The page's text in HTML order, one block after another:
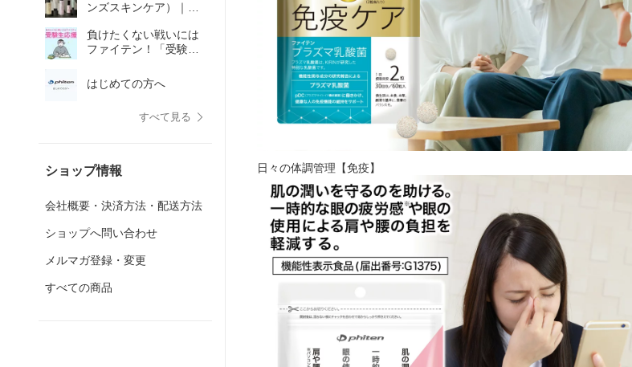
ンズスキンケア）｜
ゴールド）
負けたくない戦いには
ファイテン！「受験生
はじめての方へ
すべて見る
ショップ情報
会社概要・決済方法・配送方法
ショップへ問い合わせ
メルマガ登録・変更
すべての商品
日々の体調管理【免疫】